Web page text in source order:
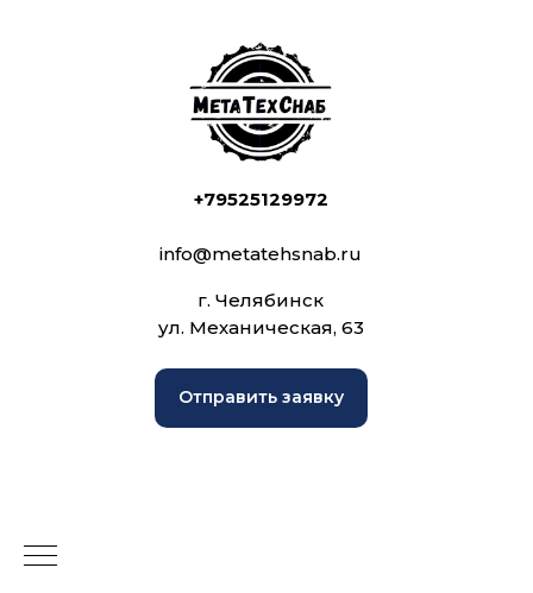
+79525129972
info@metatehsnab.ru
г. Челябинск
ул. Механическая, 63
Отправить заявку